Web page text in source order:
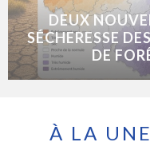
DEUX
SÉCHERESSE
DE
À LA